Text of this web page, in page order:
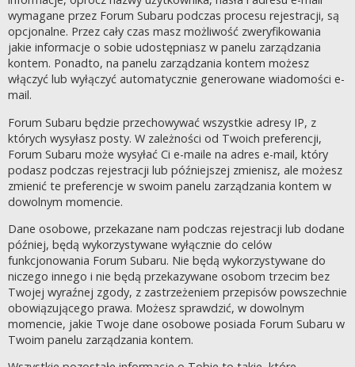
wymagane przez Forum Subaru podczas procesu rejestracji, są
opcjonalne. Przez cały czas masz możliwość zweryfikowania
jakie informacje o sobie udostępniasz w panelu zarządzania
kontem. Ponadto, na panelu zarządzania kontem możesz
włączyć lub wyłączyć automatycznie generowane wiadomości e-
mail.
Forum Subaru będzie przechowywać wszystkie adresy IP, z
których wysyłasz posty. W zależności od Twoich preferencji,
Forum Subaru może wysyłać Ci e-maile na adres e-mail, który
podasz podczas rejestracji lub późniejszej zmienisz, ale możesz
zmienić te preferencje w swoim panelu zarządzania kontem w
dowolnym momencie.
Dane osobowe, przekazane nam podczas rejestracji lub dodane
później, będą wykorzystywane wyłącznie do celów
funkcjonowania Forum Subaru. Nie będą wykorzystywane do
niczego innego i nie będą przekazywane osobom trzecim bez
Twojej wyraźnej zgody, z zastrzeżeniem przepisów powszechnie
obowiązującego prawa. Możesz sprawdzić, w dowolnym
momencie, jakie Twoje dane osobowe posiada Forum Subaru w
Twoim panelu zarządzania kontem.